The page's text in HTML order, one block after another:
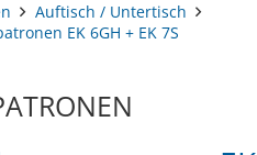
Auftisch / Untertisch
EK 6GH + EK 7S